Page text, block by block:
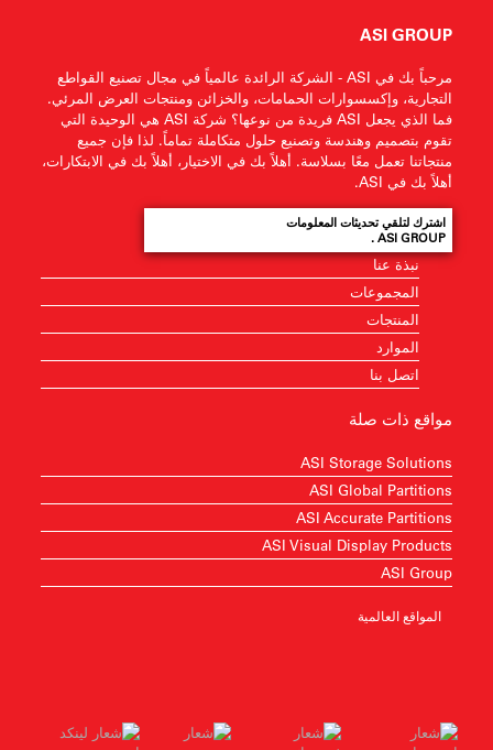
ASI GROUP
مرحباً بك في ASI - الشركة الرائدة عالمياً في مجال تصنيع القواطع
التجارية، وإكسسوارات الحمامات، والخزائن ومنتجات العرض المرئي.
فما الذي يجعل ASI فريدة من نوعها؟ شركة ASI هي الوحيدة التي
تقوم بتصميم وهندسة وتصنيع حلول متكاملة تماماً. لذا فإن جميع
منتجاتنا تعمل معًا بسلاسة. أهلاً بك في الاختيار، أهلاً بك في الابتكارات،
أهلاً بك في ASI.
اشترك لتلقي تحديثات المعلومات
ASI GROUP .
نبذة عنا
المجموعات
المنتجات
الموارد
اتصل بنا
مواقع ذات صلة
ASI Storage Solutions
ASI Global Partitions
ASI Accurate Partitions
ASI Visual Display Products
ASI Group
المواقع العالمية